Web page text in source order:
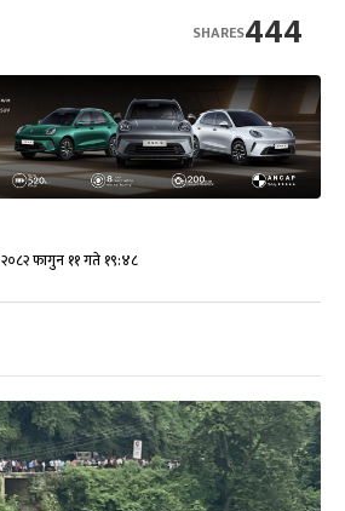
444
SHARES
२०८२ फागुन ११ गते १९:४८